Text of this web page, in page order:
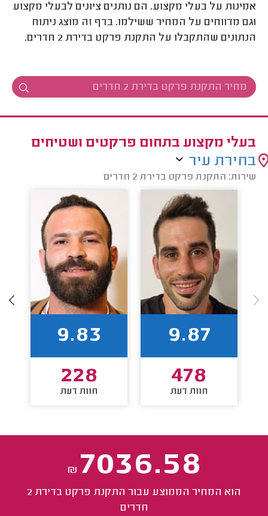
אמינות על בעלי מקצוע. הם נותנים ציונים לבעלי מקצוע
וגם מדווחים על המחיר ששילמו. בדף זה מוצג ניתוח
הנתונים שהתקבלו על התקנת פרקט בדירת 2 חדרים.
בעלי מקצוע בתחום פרקטים ושטיחים
בחירת עיר
שירות: התקנת פרקט בדירת 2 חדרים
9.87
478
חוות דעת
9.83
228
חוות דעת
7036.58
₪
הוא המחיר הממוצע עבור התקנת פרקט בדירת 2
חדרים